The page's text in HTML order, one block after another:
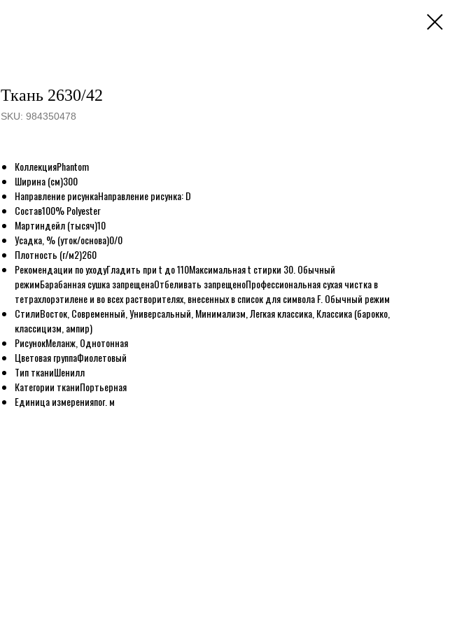
Ткань 2630/42
SKU: 984350478
КоллекцияPhantom
Ширина (см)300
Направление рисункаНаправление рисунка: D
Состав100% Polyester
Мартиндейл (тысяч)10
Усадка, % (уток/основа)0/0
Плотность (г/м2)260
Рекомендации по уходуГладить при t до 110Максимальная t стирки 30. Обычный
режимБарабанная сушка запрещенаОтбеливать запрещеноПрофессиональная сухая чистка в
тетрахлорэтилене и во всех растворителях, внесенных в список для символа F. Обычный режим
СтилиВосток, Современный, Универсальный, Минимализм, Легкая классика, Классика (барокко,
классицизм, ампир)
РисунокМеланж, Однотонная
Цветовая группаФиолетовый
Тип тканиШенилл
Категории тканиПортьерная
Единица измеренияпог. м